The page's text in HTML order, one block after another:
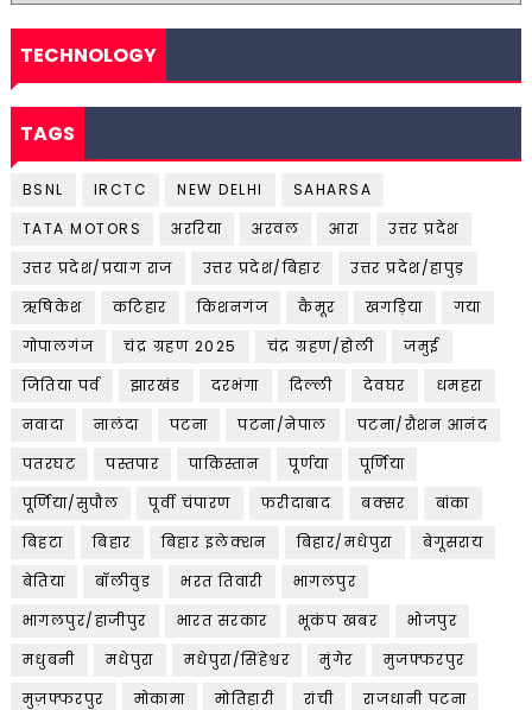
TECHNOLOGY
TAGS
BSNL IRCTC NEW DELHI
SAHARSA
TATA MOTORS
अररिया अरवल आरा
उत्तर प्रदेश
उत्तर प्रदेश/प्रयाग राज
उत्तर प्रदेश/बिहार
उत्तर प्रदेश/हापुड़
ऋषिकेश
कटिहार किशनगंज कैमूर खगड़िया
गया
गोपालगंज
चंद्र ग्रहण 2025 चंद्र ग्रहण/होली
जमुई
जितिया पर्व
झारखंड दरभंगा दिल्ली देवघर
धमहरा
नवादा
नालंदा पटना पटना/नेपाल
पटना/रौशन आनंद
पतरघट
पस्तपार पाकिस्तान पूर्णया
पूर्णिया
पूर्णिया/सुपौल
पूर्वी चंपारण फरीदाबाद बक्सर
बांका
बिहटा
बिहार बिहार इलेक्शन बिहार/मधेपुरा
बेगूसराय
बेतिया
बॉलीवुड भरत तिवारी
भागलपुर
भागलपुर/हाजीपुर
भारत सरकार भूकंप खबर
भोजपुर
मधुबनी
मधेपुरा मधेपुरा/सिंहेश्वर मुंगेर
मुजफ्फरपुर
मुज़फ्फरपुर
मोकामा मोतिहारी रांची
राजधानी पटना